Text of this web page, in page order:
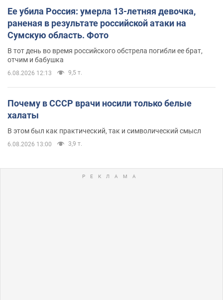
Ее убила Россия: умерла 13-летняя девочка,
раненая в результате российской атаки на
Сумскую область. Фото
В тот день во время российского обстрела погибли ее брат,
отчим и бабушка
6.08.2026 12:13 9,5 т.
Почему в СССР врачи носили только белые
халаты
В этом был как практический, так и символический смысл
6.08.2026 13:00 3,9 т.